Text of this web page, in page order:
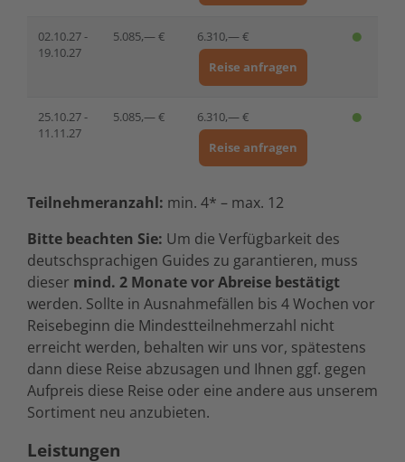
02.10.27 -
19.10.27
5.085,— €
6.310,— €
Reise anfragen
25.10.27 -
11.11.27
5.085,— €
6.310,— €
Reise anfragen
Teilnehmeranzahl: min. 4* – max. 12
Bitte beachten Sie: Um die Verfügbarkeit des
deutschsprachigen Guides zu garantieren, muss
dieser mind. 2 Monate vor Abreise bestätigt
werden. Sollte in Ausnahmefällen bis 4 Wochen vor
Reisebeginn die Mindestteilnehmerzahl nicht
erreicht werden, behalten wir uns vor, spätestens
dann diese Reise abzusagen und Ihnen ggf. gegen
Aufpreis diese Reise oder eine andere aus unserem
Sortiment neu anzubieten.
Leistungen